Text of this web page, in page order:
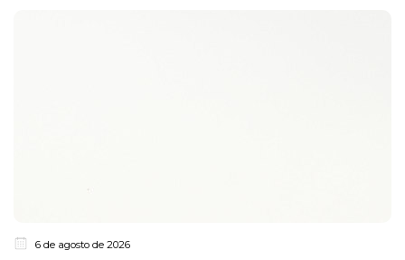
6 de agosto de 2026